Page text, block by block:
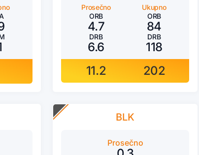
Prosečno
ORB
4.7
DRB
6.6
Ukupno
ORB
84
DRB
118
11.2
202
BLK
Prosečno